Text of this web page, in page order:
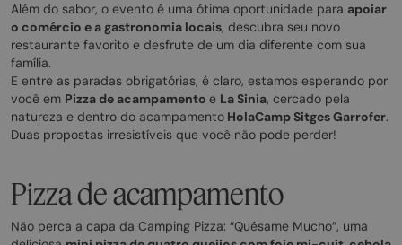
Além do sabor, o evento é uma ótima oportunidade para apoiar
o comércio e a gastronomia locais, descubra seu novo
restaurante favorito e desfrute de um dia diferente com sua
família.
E entre as paradas obrigatórias, é claro, estamos esperando por
você em Pizza de acampamento e La Sinia, cercado pela
natureza e dentro do acampamento HolaCamp Sitges Garrofer.
Duas propostas irresistíveis que você não pode perder!
Pizza de acampamento
Não perca a capa da Camping Pizza: “Quésame Mucho”, uma